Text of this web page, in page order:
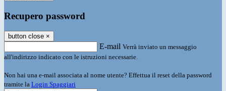
Recupero password
button close ×
E-mail Verrà inviato un messaggio
all'indirizzo indicato con le istruzioni necessarie.
Non hai una e-mail associata al nome utente? Effettua il reset della password
tramite la Login Spaggiari